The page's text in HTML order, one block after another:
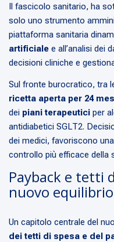
Il fascicolo sanitario, ha
solo uno strumento
piattaforma sanitaria
artificiale e all’analisi dei
decisioni cliniche e
Sul fronte burocratico, tra
ricetta aperta per 24
dei piani terapeutici per
antidiabetici SGLT2.
dei medici, favoriscono
controllo più efficace della
Payback e tetti
nuovo equilibrio
Un capitolo centrale del
dei tetti di spesa e del